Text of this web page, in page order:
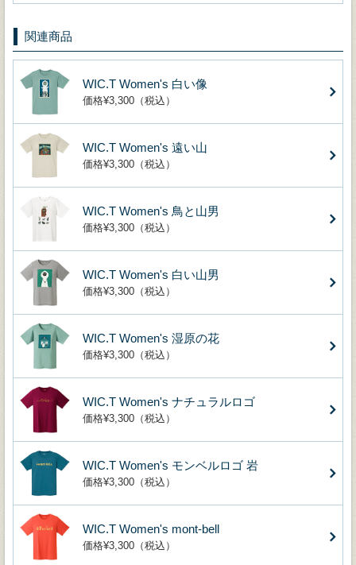
関連商品
WIC.T Women's 白い像
価格¥3,300（税込）
WIC.T Women's 遠い山
価格¥3,300（税込）
WIC.T Women's 鳥と山男
価格¥3,300（税込）
WIC.T Women's 白い山男
価格¥3,300（税込）
WIC.T Women's 湿原の花
価格¥3,300（税込）
WIC.T Women's ナチュラルロゴ
価格¥3,300（税込）
WIC.T Women's モンベルロゴ 岩
価格¥3,300（税込）
WIC.T Women's mont-bell
価格¥3,300（税込）